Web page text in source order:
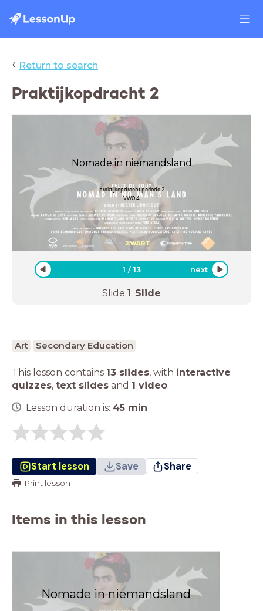
‹ Return to search
Praktijkopdracht 2
Nomade in niemandsland
praktijkopdracht periode 2
VWO 4
1 /13 next
Slide 1: Slide
Art Secondary Education
This lesson contains 13 slides, with interactive
quizzes, text slides and 1 video.
Lesson duration is: 45 min
Start lesson Save Share
Print lesson
Items in this lesson
Nomade in niemandsland